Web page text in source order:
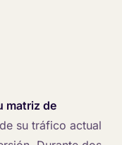
matriz de
su tráfico actual